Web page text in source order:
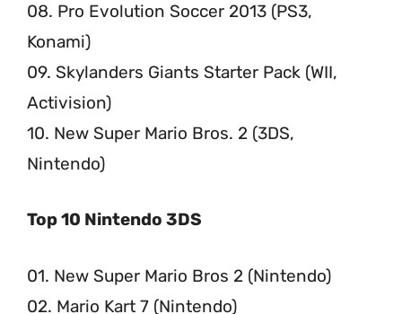
08. Pro Evolution Soccer 2013 (PS3,
Konami)
09. Skylanders Giants Starter Pack (WII,
Activision)
10. New Super Mario Bros. 2 (3DS,
Nintendo)
Top 10 Nintendo 3DS
01. New Super Mario Bros 2 (Nintendo)
02. Mario Kart 7 (Nintendo)